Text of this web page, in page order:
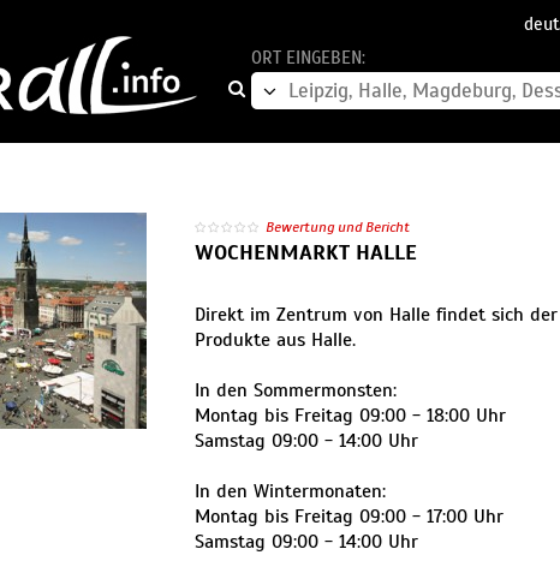
ORT EINGEBEN:
Bewertung und Bericht
WOCHENMARKT HALLE
Direkt im Zentrum von Halle findet sich
Produkte aus Halle.
In den Sommermonsten:
Montag bis Freitag 09:00 - 18:00 Uhr
Samstag 09:00 - 14:00 Uhr
In den Wintermonaten:
Montag bis Freitag 09:00 - 17:00 Uhr
Samstag 09:00 - 14:00 Uhr